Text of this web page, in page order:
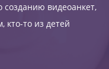
видеоанкет,
кто-то из детей